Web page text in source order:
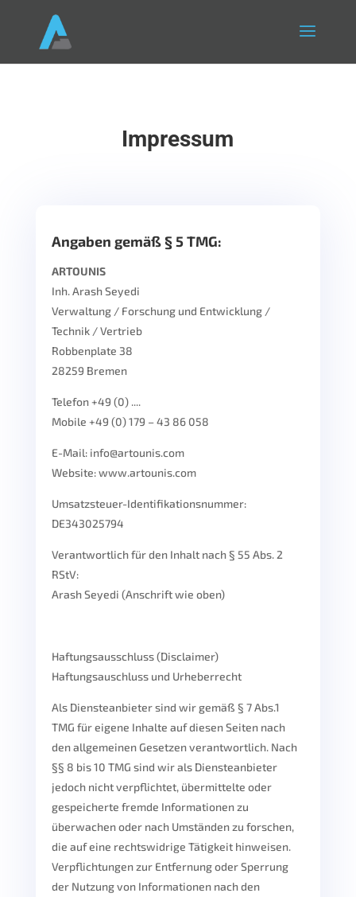
Impressum
Angaben gemäß § 5 TMG:
ARTOUNIS
Inh. Arash Seyedi
Verwaltung / Forschung und Entwicklung /
Technik / Vertrieb
Robbenplate 38
28259 Bremen
Telefon +49 (0) ....
Mobile +49 (0) 179 – 43 86 058
E-Mail: info@artounis.com
Website: www.artounis.com
Umsatzsteuer-Identifikationsnummer:
DE343025794
Verantwortlich für den Inhalt nach § 55 Abs. 2
RStV:
Arash Seyedi (Anschrift wie oben)
Haftungsausschluss (Disclaimer)
Haftungsauschluss und Urheberrecht
Als Diensteanbieter sind wir gemäß § 7 Abs.1
TMG für eigene Inhalte auf diesen Seiten nach
den allgemeinen Gesetzen verantwortlich. Nach
§§ 8 bis 10 TMG sind wir als Diensteanbieter
jedoch nicht verpflichtet, übermittelte oder
gespeicherte fremde Informationen zu
überwachen oder nach Umständen zu forschen,
die auf eine rechtswidrige Tätigkeit hinweisen.
Verpflichtungen zur Entfernung oder Sperrung
der Nutzung von Informationen nach den